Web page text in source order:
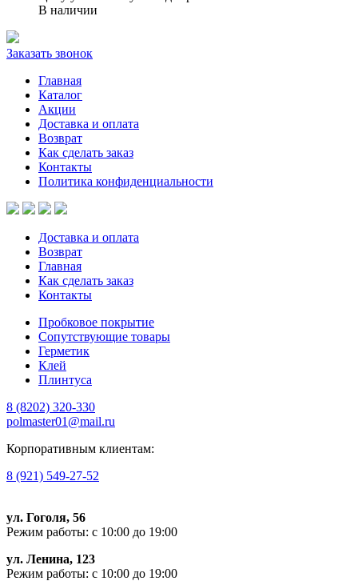
В наличии
Заказать звонок
Главная
Каталог
Акции
Доставка и оплата
Возврат
Как сделать заказ
Контакты
Политика конфиденциальности
Доставка и оплата
Возврат
Главная
Как сделать заказ
Контакты
Пробковое покрытие
Сопутствующие товары
Герметик
Клей
Плинтуса
8 (8202) 320-330
polmaster01@mail.ru
Корпоративным клиентам:
8 (921) 549-27-52
ул. Гоголя, 56
Режим работы: с 10:00 до 19:00
ул. Ленина, 123
Режим работы: с 10:00 до 19:00